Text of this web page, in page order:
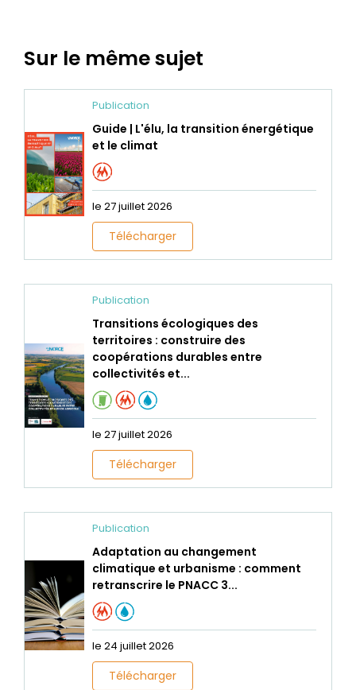
Sur le même sujet
Publication
Guide | L'élu, la transition énergétique
et le climat
le 27 juillet 2026
Télécharger
Publication
Transitions écologiques des
territoires : construire des
coopérations durables entre
collectivités et...
le 27 juillet 2026
Télécharger
Publication
Adaptation au changement
climatique et urbanisme : comment
retranscrire le PNACC 3...
le 24 juillet 2026
Télécharger